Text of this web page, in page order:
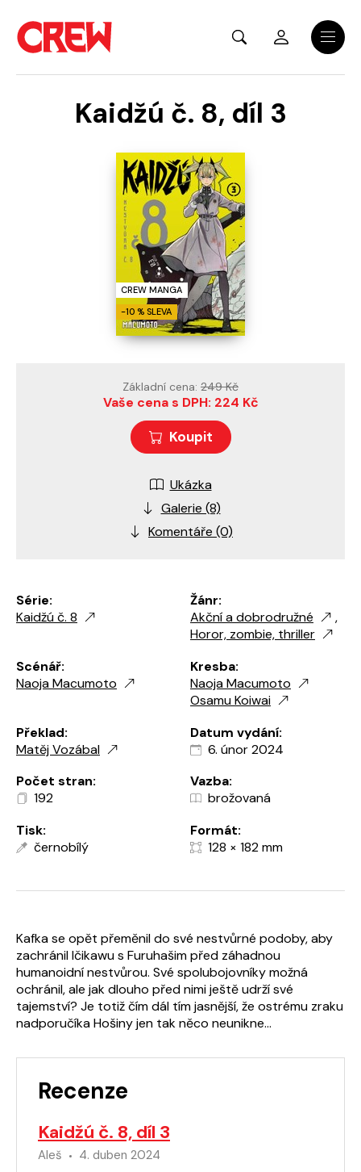
Menu
Kaidžú č. 8, díl 3
CREW MANGA
-10 % SLEVA
Série:
Kaidžú č. 8
Žánr:
Akční a dobrodružné
,
Horor, zombie, thriller
Scénář:
Naoja Macumoto
Kresba:
Naoja Macumoto
Osamu Koiwai
Překlad:
Matěj Vozábal
Datum vydání:
6. únor 2024
Počet stran:
192
Vazba:
brožovaná
Tisk:
černobílý
Formát:
128 × 182 mm
Základní cena: 249 Kč
Vaše cena s DPH: 224 Kč
Koupit
Ukázka
Galerie (8)
Komentáře (0)
Kafka se opět přeměnil do své nestvůrné podoby, aby
zachránil Ičikawu s Furuhašim před záhadnou
humanoidní nestvůrou. Své spolubojovníky možná
ochránil, ale jak dlouho před nimi ještě udrží své
tajemství? Je totiž čím dál tím jasnější, že ostrému zraku
nadporučíka Hošiny jen tak něco neunikne...
Recenze
Kaidžú č. 8, díl 3
Aleš 4. duben 2024